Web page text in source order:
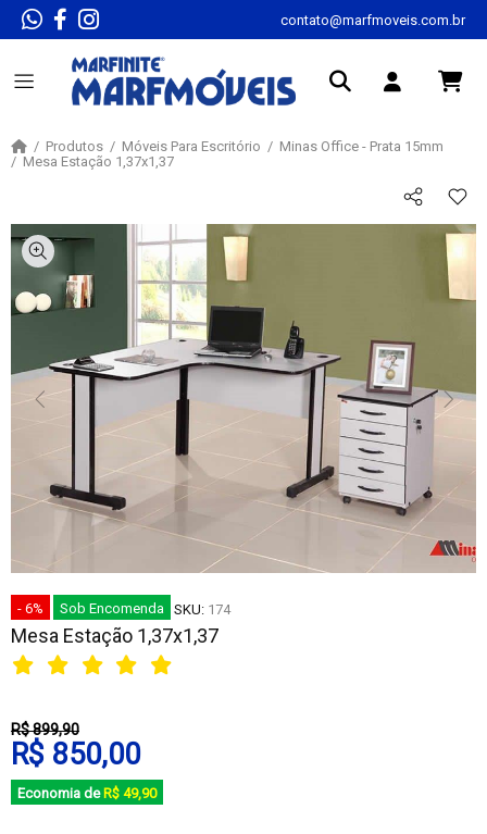
contato@marfmoveis.com.br
Produtos Móveis Para Escritório
Minas Office - Prata 15mm
Mesa Estação 1,37x1,37
- 6% Sob Encomenda SKU: 174
Mesa Estação 1,37x1,37
R$ 899,90
R$ 850,00
Economia de R$ 49,90